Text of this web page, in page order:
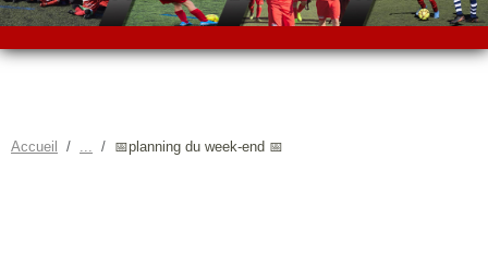
Accueil 📅planning du week-end 📅